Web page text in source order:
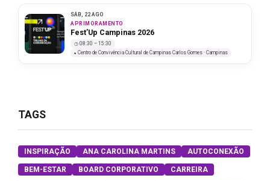
SÁB, 22 AGO
APRIMORAMENTO
Fest’Up Campinas 2026
08:30 – 15:30
Centro de Convivência Cultural de Campinas Carlos Gomes · Campinas
TAGS
INSPIRAÇÃO ANA CAROLINA MARTINS AUTOCONEXÃO
BEM-ESTAR BOARD CORPORATIVO CARREIRA